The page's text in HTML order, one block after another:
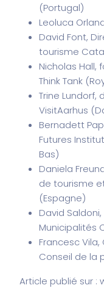
(Portugal)
Leoluca
David Font,
tourisme
Nicholas Hall,
Think Tank
Trine
VisitAarhus
Bernadett
Futures
Bas)
Daniela
de tourisme
(Espagne)
David
Municipalités
Francesc
Conseil de la
Article publié sur :